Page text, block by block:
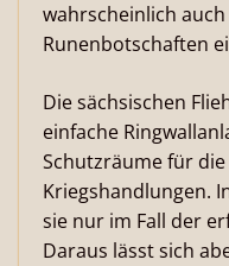
wahrscheinlich
Runenbotschaften
Die sächsischen
einfache
Schutzräume für
Kriegshandlungen.
sie nur im Fall der
Daraus lässt sich